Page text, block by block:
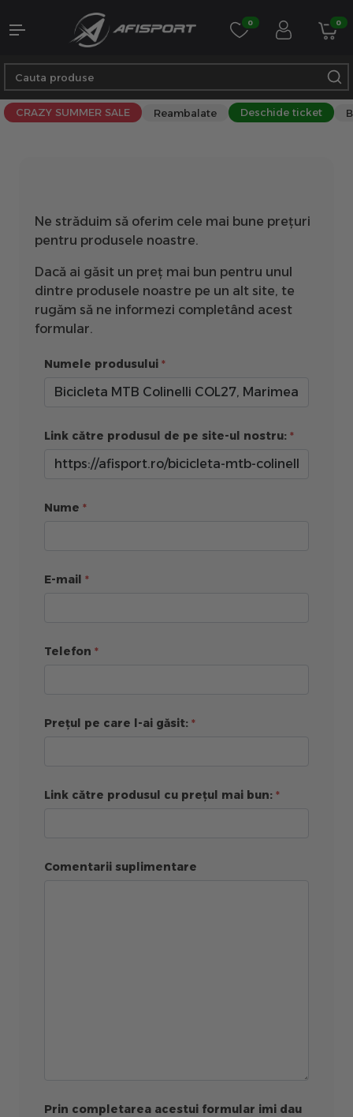
0 0
CRAZY SUMMER SALE Reambalate Deschide ticket
Ne străduim să oferim cele mai bune prețuri
pentru produsele noastre.
Dacă ai găsit un preț mai bun pentru unul
dintre produsele noastre pe un alt site, te
rugăm să ne informezi completând acest
formular.
Numele produsului
Link către produsul de pe site-ul nostru:
Nume
E-mail
Telefon
Prețul pe care l-ai găsit:
Link către produsul cu prețul mai bun:
Comentarii suplimentare
Prin completarea acestui formular imi dau